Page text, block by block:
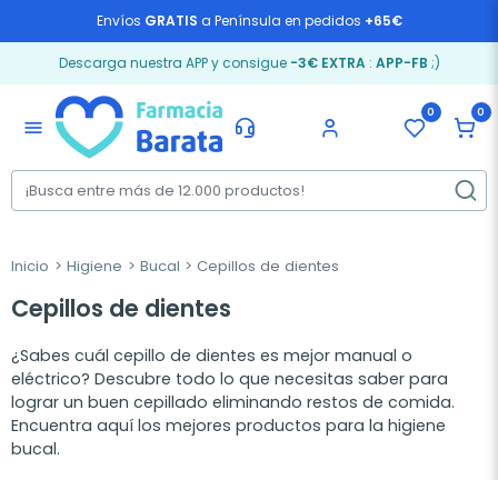
Envíos GRATIS a Península en pedidos +65€
Descarga nuestra APP y consigue -3€ EXTRA: APP-FB ;)
menu
0 0
Inicio Higiene Bucal Cepillos de dientes
Cepillos de dientes
¿Sabes cuál cepillo de dientes es mejor manual o
eléctrico? Descubre todo lo que necesitas saber para
lograr un buen cepillado eliminando restos de comida.
Encuentra aquí los mejores productos para la higiene
bucal.